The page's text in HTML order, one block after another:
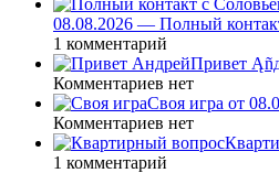
08.08.2026 — Полный
1 комментарий
Привет
Комментариев нет
Своя игра от
Комментариев нет
1 комментарий